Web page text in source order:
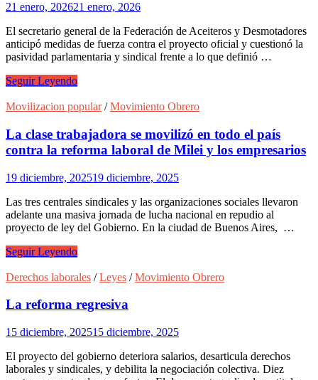
renuncia
de
Rodrigo
Paz
21 enero, 202621 enero, 2026
El secretario general de la Federación de Aceiteros y Desmotadores
anticipó medidas de fuerza contra el proyecto oficial y cuestionó la
pasividad parlamentaria y sindical frente a lo que definió …
Daniel
«Si
peleamos
hoy,
va
ser
muy
difícil
con
la
reforma
laboral”
Seguir Leyendo
Movilizacion popular/Movimiento Obrero
La clase trabajadora se movilizó en todo el país
contra la reforma laboral de Milei y los empresarios
19 diciembre, 202519 diciembre, 2025
Las tres centrales sindicales y las organizaciones sociales llevaron
adelante una masiva jornada de lucha nacional en repudio al
proyecto de ley del Gobierno. En la ciudad de Buenos Aires, …
La
trabajadora
movilizó
todo
el
país
contra
Seguir Leyendo
Derechos laborales /Leyes /Movimiento Obrero
La reforma regresiva
15 diciembre, 202515 diciembre, 2025
El proyecto del gobierno deteriora salarios, desarticula derechos
laborales y sindicales, y debilita la negociación colectiva. Diez